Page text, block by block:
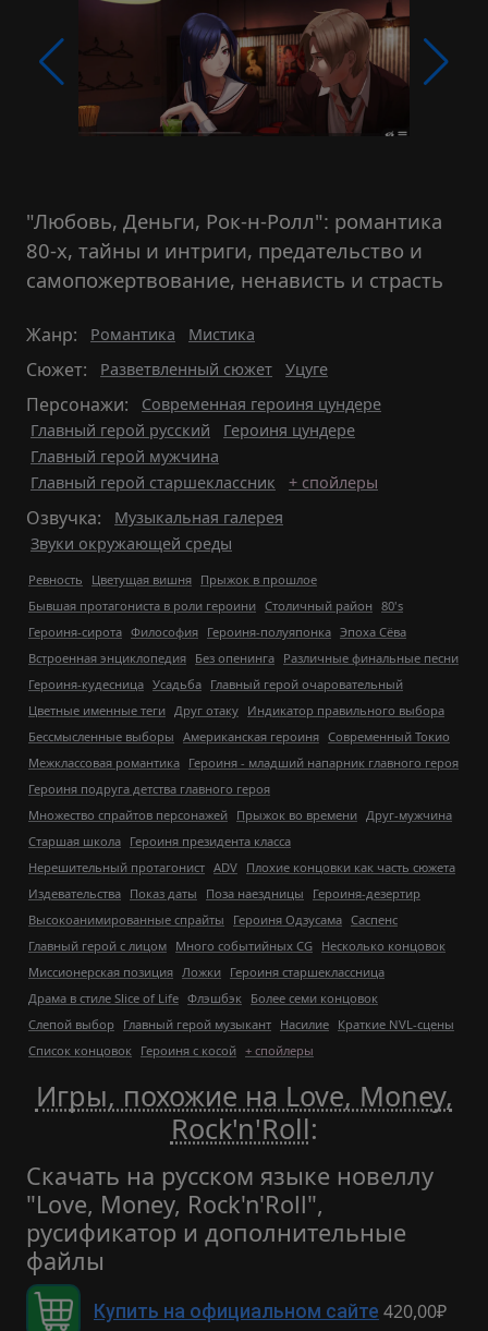
"Любовь, Деньги, Рок-н-Ролл": романтика
80-х, тайны и интриги, предательство и
самопожертвование, ненависть и страсть
Жанр: Романтика Мистика
Сюжет: Разветвленный сюжет Уцуге
Персонажи:
Современная героиня цундере
Главный герой русский
Героиня цундере
Главный герой мужчина
Главный герой старшеклассник
+ спойлеры
Озвучка:
Музыкальная галерея
Звуки окружающей среды
Ревность Цветущая вишня Прыжок в прошлое
Бывшая протагониста в роли героини Столичный район 80's
Героиня-сирота Философия Героиня-полуяпонка Эпоха Сёва
Встроенная энциклопедия Без опенинга Различные финальные песни
Героиня-кудесница Усадьба Главный герой очаровательный
Цветные именные теги Друг отаку Индикатор правильного выбора
Бессмысленные выборы Американская героиня Современный Токио
Межклассовая романтика Героиня - младший напарник главного героя
Героиня подруга детства главного героя
Множество спрайтов персонажей Прыжок во времени Друг-мужчина
Старшая школа Героиня президента класса
Нерешительный протагонист ADV Плохие концовки как часть сюжета
Издевательства Показ даты Поза наездницы
Героиня-дезертир
Высокоанимированные спрайты
Героиня Одзусама Саспенс
Главный герой с лицом Много событийных CG Несколько концовок
Миссионерская позиция Ложки Героиня старшеклассница
Драма в стиле Slice of Life Флэшбэк Более семи концовок
Слепой выбор
Главный герой музыкант Насилие Краткие NVL-сцены
Список концовок Героиня с косой + спойлеры
Игры, похожие на Love, Money,
Rock'n'Roll:
Скачать на русском языке новеллу
"Love, Money, Rock'n'Roll",
русификатор и дополнительные
файлы
Купить на официальном сайте 420,00₽